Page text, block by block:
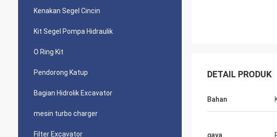
Kenakan Segel Cincin
Kit Segel Pompa Hidraulik
O Ring Kit
Pendorong Katup
Bagian Hidrolik Excavator
mesin turbo charger
Filter Excavator
DETAIL PRODUK
Bahan
gaya